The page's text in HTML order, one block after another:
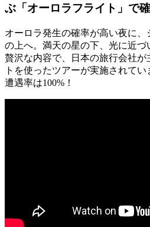
ぶ「オーロラフライト」で
オーロラ発生の確率が高い夜に
の上へ。満天の星の下、光に近づ
贅沢な内容で、日本の旅行会社が
トを使ったツアーが実施されて
遭遇率は100%！